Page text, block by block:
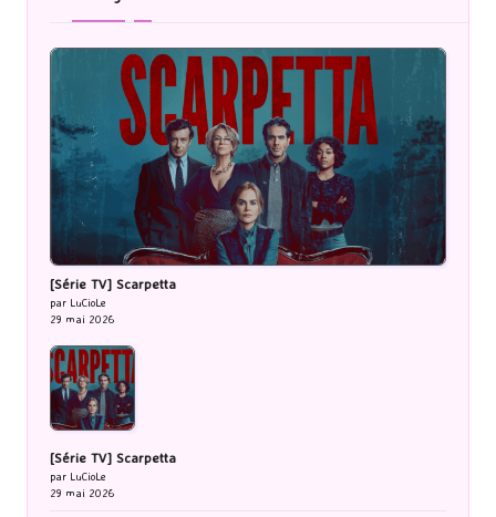
[Série TV] Scarpetta
par LuCioLe
29 mai 2026
[Série TV] Scarpetta
par LuCioLe
29 mai 2026